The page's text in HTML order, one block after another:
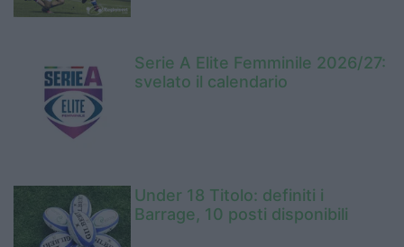
Serie A Elite Femminile 2026/27:
svelato il calendario
Under 18 Titolo: definiti i
Barrage, 10 posti disponibili